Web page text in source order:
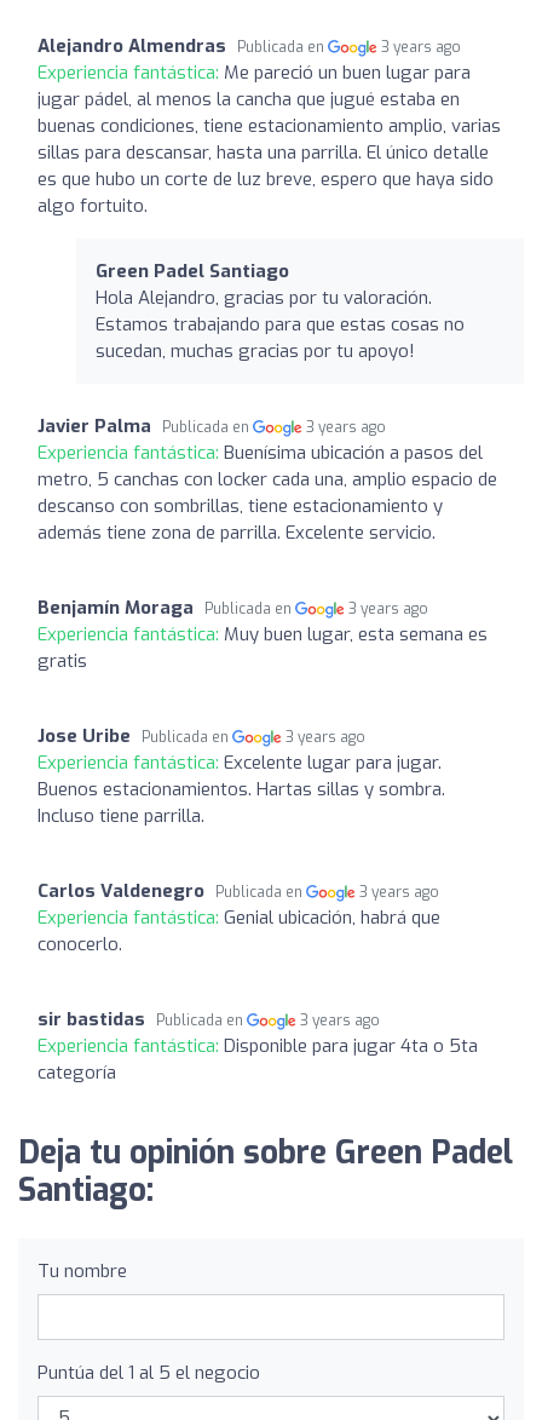
Alejandro Almendras Publicada en 3 years ago
Experiencia fantástica: Me pareció un buen lugar para
jugar pádel, al menos la cancha que jugué estaba en
buenas condiciones, tiene estacionamiento amplio, varias
sillas para descansar, hasta una parrilla. El único detalle
es que hubo un corte de luz breve, espero que haya sido
algo fortuito.
Green Padel Santiago
Hola Alejandro, gracias por tu valoración.
Estamos trabajando para que estas cosas no
sucedan, muchas gracias por tu apoyo!
Javier Palma Publicada en 3 years ago
Experiencia fantástica: Buenísima ubicación a pasos del
metro, 5 canchas con locker cada una, amplio espacio de
descanso con sombrillas, tiene estacionamiento y
además tiene zona de parrilla. Excelente servicio.
Benjamín Moraga Publicada en 3 years ago
Experiencia fantástica: Muy buen lugar, esta semana es
gratis
Jose Uribe Publicada en 3 years ago
Experiencia fantástica: Excelente lugar para jugar.
Buenos estacionamientos. Hartas sillas y sombra.
Incluso tiene parrilla.
Carlos Valdenegro Publicada en 3 years ago
Experiencia fantástica: Genial ubicación, habrá que
conocerlo.
sir bastidas Publicada en 3 years ago
Experiencia fantástica: Disponible para jugar 4ta o 5ta
categoría
Deja tu opinión sobre Green Padel
Santiago:
Tu nombre
Puntúa del 1 al 5 el negocio